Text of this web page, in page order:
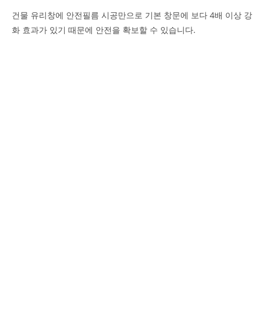
건물 유리창에 안전필름 시공만으로 기본 창문에 보다 4배 이상 강
화 효과가 있기 때문에 안전을 확보할 수 있습니다.